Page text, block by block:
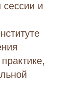
сессии и